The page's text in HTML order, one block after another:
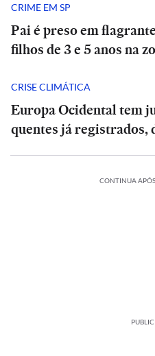
CRIME EM SP
Pai é preso em
filhos de 3 e 5 anos na
CRISE CLIMÁTICA
Europa Ocidental tem
quentes já registrados,
CONTINUA